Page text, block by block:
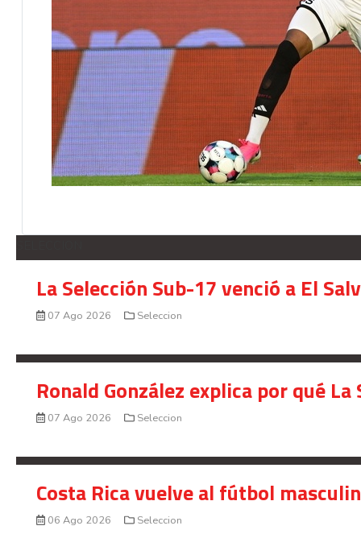
La Selección Sub-17 venció a El
07 Ago 2026 Seleccion
Ronald González explica por qué
07 Ago 2026 Seleccion
Costa Rica vuelve al fútbol
06 Ago 2026 Seleccion